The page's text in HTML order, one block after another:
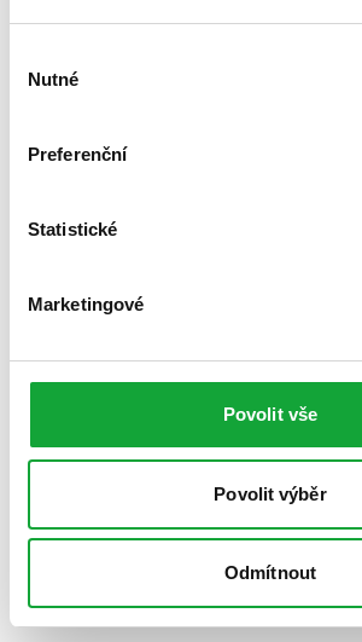
souhlasu
Nutné
Preferenční
Statistické
Marketingové
Povolit vše
Povolit výběr
Odmítnout